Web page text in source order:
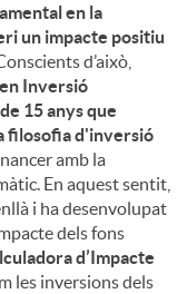
en la
un impacte positiu
d’això,
Inversió
15 anys que
filosofia d'inversió
amb la
En aquest sentit,
i ha desenvolupat
dels fons
d’Impacte
les inversions dels